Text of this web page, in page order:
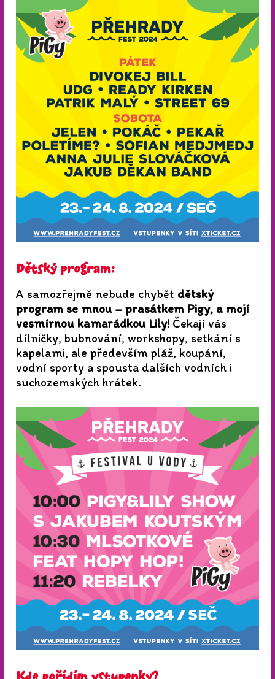
Dětský program:
A samozřejmě nebude chybět dětský
program se mnou – prasátkem Pigy, a mojí
vesmírnou kamarádkou Lily! Čekají vás
dílničky, bubnování, workshopy, setkání s
kapelami, ale především pláž, koupání,
vodní sporty a spousta dalších vodních i
suchozemských hrátek.